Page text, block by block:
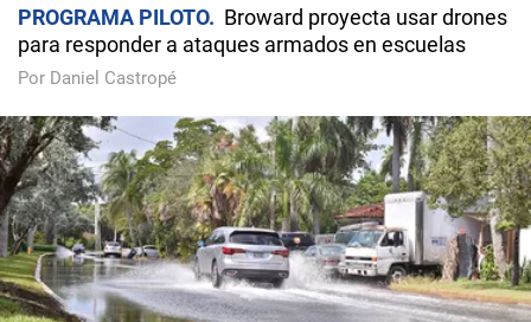
PROGRAMA PILOTO
Broward proyecta usar drones
para responder a ataques armados en escuelas
Por Daniel Castropé